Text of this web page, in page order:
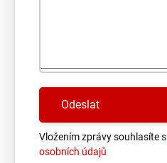
Vložením zprávy souhlasíte s
osobních údajů